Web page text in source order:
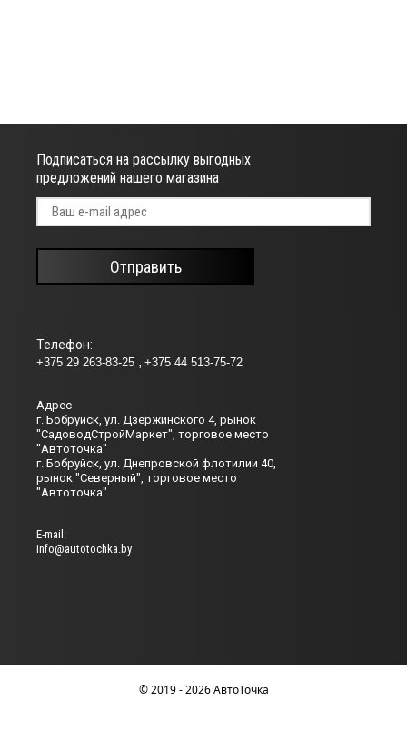
Телефон:
+375 29 263-83-25 +375 44 513-75-72
Адрес
г. Бобруйск, ул. Дзержинского 4, рынок
"СадоводСтройМаркет", торговое место
"Автоточка"
г. Бобруйск, ул. Днепровской флотилии 40,
рынок "Северный", торговое место
"Автоточка"
Е-mail:
info@autotochka.by
Подписаться на рассылку выгодных
предложений нашего магазина
Отправить
© 2019 - 2026 АвтоТочка